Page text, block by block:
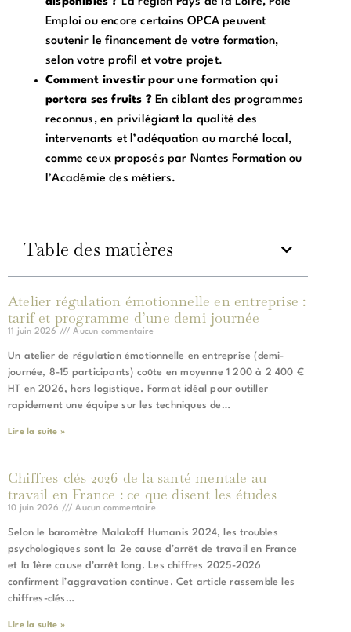
Emploi ou encore certains OPCA peuvent
soutenir le financement de votre formation,
selon votre profil et votre projet.
Comment investir pour une formation qui
portera ses fruits ? En ciblant des programmes
reconnus, en privilégiant la qualité des
intervenants et l’adéquation au marché local,
comme ceux proposés par Nantes Formation ou
l’Académie des métiers.
Table des matières
Atelier régulation émotionnelle en entreprise :
tarif et programme d’une demi-journée
11 juin 2026 Aucun commentaire
Un atelier de régulation émotionnelle en entreprise (demi-
journée, 8-15 participants) coûte en moyenne 1 200 à 2 400 €
HT en 2026, hors logistique. Format idéal pour outiller
rapidement une équipe sur les techniques de…
Lire la suite »
Chiffres-clés 2026 de la santé mentale au
travail en France : ce que disent les études
10 juin 2026 Aucun commentaire
Selon le baromètre Malakoff Humanis 2024, les troubles
psychologiques sont la 2e cause d’arrêt de travail en France
et la 1ère cause d’arrêt long. Les chiffres 2025-2026
confirment l’aggravation continue. Cet article rassemble les
chiffres-clés…
Lire la suite »